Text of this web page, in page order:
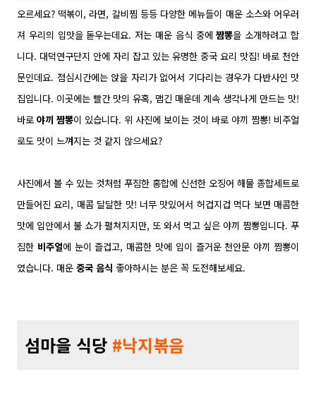
오르세요? 떡볶이, 라면, 갈비찜 등등 다양한 메뉴들이 매운 소스와 어우러
져 우리의 입맛을 돋우는데요. 저는 매운 음식 중에짬뽕을 소개하려고 합
니다. 대덕연구단지 안에 자리 잡고 있는 유명한 중국 요리 맛집! 바로 천안
문인데요. 점심시간에는 앉을 자리가 없어서 기다리는 경우가 다반사인 맛
집입니다. 이곳에는 빨간 맛의 유혹, 맵긴 매운데 계속 생각나게 만드는 맛!
바로 야끼 짬뽕이 있습니다. 위 사진에 보이는 것이 바로 야끼 짬뽕! 비주얼
로도 맛이 느껴지는 것 같지 않으세요?
사진에서 볼 수 있는 것처럼 푸짐한 홍합에 신선한 오징어 해물 종합세트로
만들어진 요리, 매콤 달달한 맛! 너무 맛있어서 허겁지겁 먹다 보면 매콤한
맛에 입안에서 불 쇼가 펼쳐지지만, 또 와서 먹고 싶은 야끼 짬뽕입니다. 푸
짐한 비주얼에 눈이 즐겁고, 매콤한 맛에 입이 즐거운 천안문 야끼 짬뽕이
였습니다. 매운 중국 음식 좋아하시는 분은 꼭 도전해보세요.
섬마을 식당 #낙지볶음